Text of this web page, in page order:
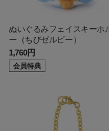
ぬいぐるみフェイスキーホ
ー（ちびゼルビー）
1,760円
会員特典